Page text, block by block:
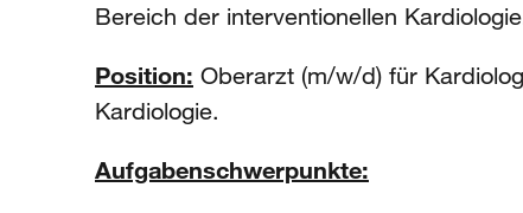
Bereich der interventionellen
Position: Oberarzt (m/w/d) für
Kardiologie.
Aufgabenschwerpunkte: